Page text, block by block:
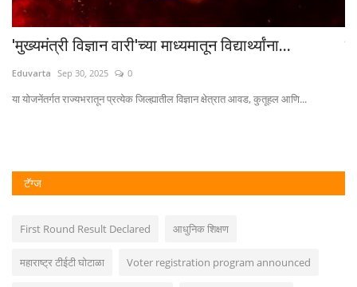
आवड, कुतूहल आणि...
पदवीधरांना इस्रोमध्ये काम नोकरी करण्याची
336...
Eduvarta Aug 4, 2026
टॅग्ज
First Round Result Declared आधुनिक शिक्षण
महाराष्ट्र टीईटी घोटाळा Voter registration program announced